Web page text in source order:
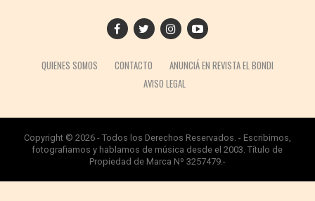
QUIENES SOMOS CONTACTO
ANUNCIÁ EN REVISTA EL BONDI
AVISO LEGAL
Copyright © 2026 - Todos los Derechos Reservados. - Escribimos,
fotografiamos y hablamos de música desde el 2003. Título de
Propiedad de Marca Nº 3257479.-